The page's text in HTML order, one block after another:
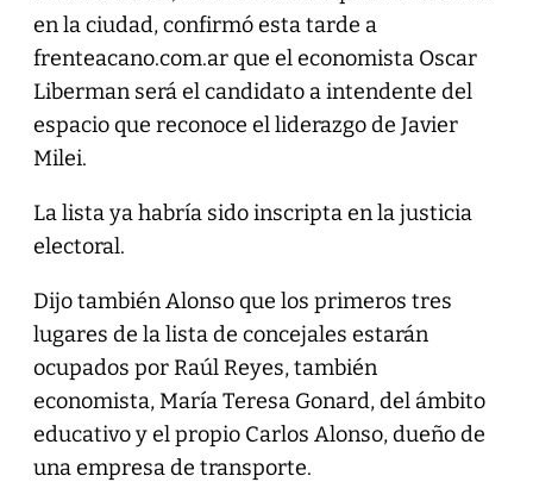
en la ciudad, confirmó esta tarde a
frenteacano.com.ar que el economista Oscar
Liberman será el candidato a intendente del
espacio que reconoce el liderazgo de Javier
Milei.
La lista ya habría sido inscripta en la justicia
electoral.
Dijo también Alonso que los primeros tres
lugares de la lista de concejales estarán
ocupados por Raúl Reyes, también
economista, María Teresa Gonard, del ámbito
educativo y el propio Carlos Alonso, dueño de
una empresa de transporte.